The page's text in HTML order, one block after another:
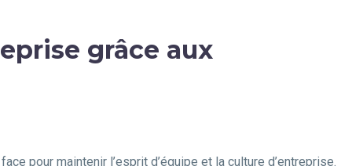
grâce aux
pour maintenir l’esprit d’équipe et la culture d’entreprise.